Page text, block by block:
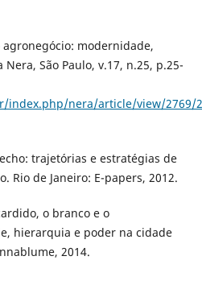
agronegócio: modernidade,
São Paulo, v.17, n.25, p.25-
index.php/nera/article/view/2769/
trajetórias e estratégias de
Rio de Janeiro: E-papers, 2012.
o branco e o
hierarquia e poder na cidade
2014.